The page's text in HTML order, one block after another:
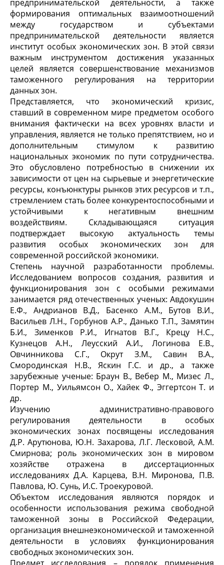
предпринимательской деятельности, а также
формирования оптимальных взаимоотношений
между государством и субъектами
предпринимательской деятельности является
институт особых экономических зон. В этой связи
важным инструментом достижения указанных
целей является совершенствование механизмов
таможенного регулирования на территории
данных зон.
Представляется, что экономический кризис,
ставший в современном мире предметом особого
внимания фактически на всех уровнях власти и
управления, является не только препятствием, но и
дополнительным стимулом к развитию
национальных экономик по пути сотрудничества.
Это обусловлено потребностью в снижении их
зависимости от цен на сырьевые и энергетические
ресурсы, конъюнктуры рынков этих ресурсов и т.п.,
стремлением стать более конкурентоспособными и
устойчивыми к негативным внешним
воздействиям. Складывающаяся ситуация
подтверждает высокую актуальность темы
развития особых экономических зон для
современной российской экономики.
Степень научной разработанности проблемы.
Исследованием вопросов создания, развития и
функционирования зон с особыми режимами
занимается ряд отечественных ученых: Авдокушин
Е.Ф., Андрианов В.Д., Басенко А.М., Бутов В.И.,
Васильев Л.Н., Горбунов А.Р., Данько Т.П., Замятин
Б.И., Зименков Р.И., Игнатов В.Г., Крецу Н.С.,
Кузнецов А.Н., Леусский А.И., Логинова Е.В.,
Овчинникова С.Г., Окрут З.М., Савин В.А.,
Смородинская Н.В., Яскин Г.С. и др., а также
зарубежные ученые: Браун В., Вебер М., Мизес Л.,
Портер М., Уильямсон О., Хайек Ф., Эггертсон Т. и
др.
Изучению административно-правового
регулирования деятельности в особых
экономических зонах посвящены исследования
Д.Р. Арутюнова, Ю.Н. Захарова, Л.Г. Лесковой, А.М.
Смирнова; роль экономических зон в мировом
хозяйстве отражена в диссертационных
исследованиях Д.А. Карцева, В.Н. Миронова, П.В.
Павлова, Ю. Сунь, И.С. Троекуровой.
Объектом исследования являются порядок и
особенности использования режима свободной
таможенной зоны в Российской Федерации,
организация внешнеэкономической и таможенной
деятельности в условиях функционирования
свободных экономических зон.